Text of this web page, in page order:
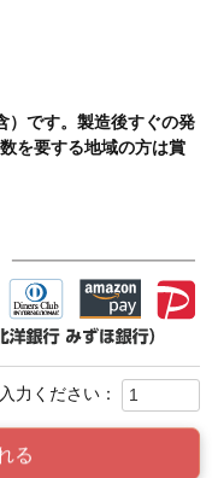
）です。製造後すぐの発
を要する地域の方は賞
る